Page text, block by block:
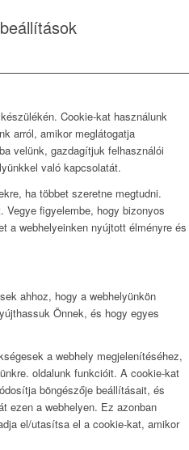
Cookie-kat használunk
arról, amikor meglátogatja
velünk, gazdagítjuk felhasználói
való kapcsolatát.
ha többet szeretne megtudni.
figyelembe, hogy bizonyos
a webhelyeinken nyújtott élményre és
ahhoz, hogy a webhelyünkön
Önnek, és hogy egyes
a webhely megjelenítéséhez,
oldalunk funkcióit. A cookie-kat
böngészője beállításait, és
ezen a webhelyen. Ez azonban
el/utasítsa el a cookie-kat, amikor